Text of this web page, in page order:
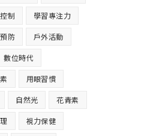
制 學習專注力
防 戶外活動
數位時代
用眼習慣
自然光 花青素
視力保健